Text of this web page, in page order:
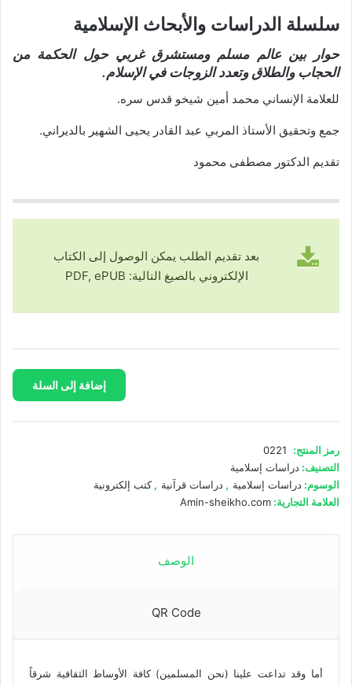
سلسلة الدراسات والأبحاث الإسلامية
حوار بين عالم مسلم ومستشرق غربي حول الحكمة من
الحجاب والطلاق وتعدد الزوجات في الإسلام.
للعلامة الإنساني محمد أمين شيخو قدس سره.
جمع وتحقيق الأستاذ المربي عبد القادر يحيى الشهير بالديراني.
تقديم الدكتور مصطفى محمود
بعد تقديم الطلب يمكن الوصول إلى الكتاب
الإلكتروني بالصيغ التالية: PDF, ePUB
ولم
ولم
أكثر
من
زوجة
إضافة إلى السلة
رمز المنتج:
0221
التصنيف: دراسات إسلامية
الوسوم: دراسات إسلامية , دراسات قرآنية ,كتب إلكترونية
العلامة التجارية: Amin-sheikho.com
الوصف
QR Code
أما وقد تداعت علينا (نحن المسلمين) كافة الأوساط الثقافية شرقاً